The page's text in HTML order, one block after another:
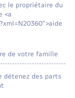
le propriétaire du
<a
de votre famille
détenez des parts